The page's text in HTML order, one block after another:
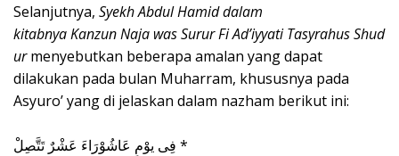
Selanjutnya, Syekh Abdul Hamid dalam
kitabnya Kanzun Naja was Surur Fi Ad’iyyati Tasyrahus Shud
urmenyebutkan beberapa amalan yang dapat
dilakukan pada bulan Muharram, khususnya pada
Asyuro’ yang di jelaskan dalam nazham berikut ini:
فِى يوْمِ عَاشُوْرَاءَ عَشْرٌ تَتَّصِلْ *